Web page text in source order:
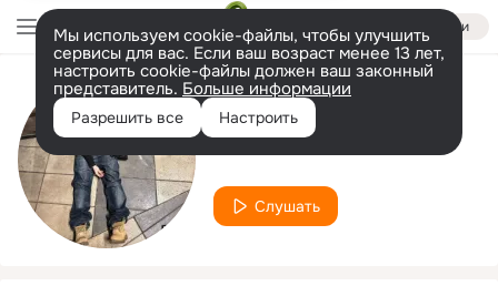
Войти
Мы используем cookie-файлы, чтобы улучшить
сервисы для вас. Если ваш возраст менее 13 лет,
настроить cookie-файлы должен ваш законный
представитель. Больше информации
Разрешить все Настроить
Исполнитель
vivienne
Слушать